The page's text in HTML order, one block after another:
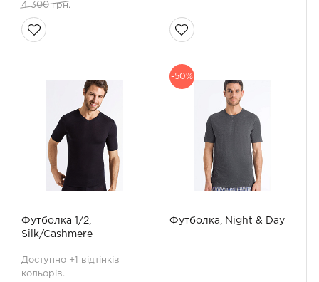
4 300 грн.
Футболка 1/2,
Silk/Cashmere
Доступно +1 відтінків
кольорів.
-50%
Футболка, Night & Day